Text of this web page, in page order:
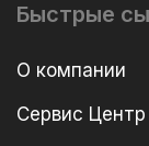
Быстрые
О компании
Сервис Центр